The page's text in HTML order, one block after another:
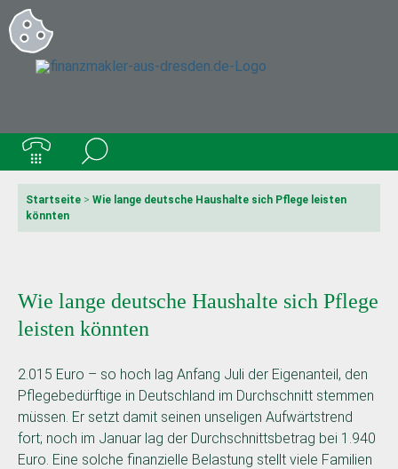
Startseite > Wie lange deutsche Haushalte sich Pflege leisten
könnten
Wie lange deutsche Haushalte sich Pflege
leisten könnten
2.015 Euro – so hoch lag Anfang Juli der Eigenanteil, den
Pflegebedürftige in Deutschland im Durchschnitt stemmen
müssen. Er setzt damit seinen unseligen Aufwärtstrend
fort; noch im Januar lag der Durchschnittsbetrag bei 1.940
Euro. Eine solche finanzielle Belastung stellt viele Familien